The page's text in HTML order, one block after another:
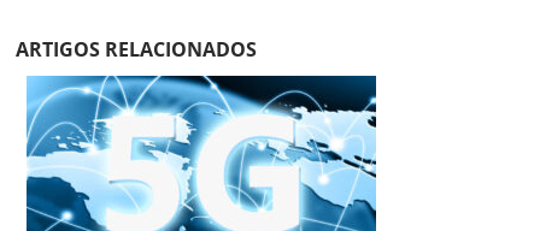
ARTIGOS RELACIONADOS